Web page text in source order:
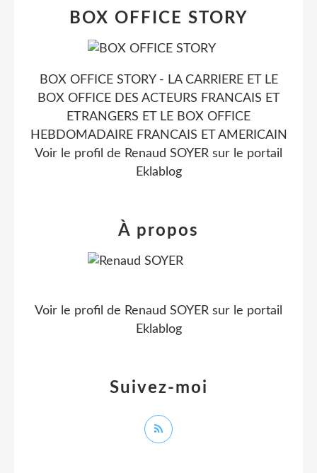
BOX OFFICE STORY
BOX OFFICE STORY - LA CARRIERE ET LE
BOX OFFICE DES ACTEURS FRANCAIS ET
ETRANGERS ET LE BOX OFFICE
HEBDOMADAIRE FRANCAIS ET AMERICAIN
Voir le profil de Renaud SOYER sur le portail
Eklablog
Suivez-moi
À propos
Voir le profil de Renaud SOYER sur le portail
Eklablog